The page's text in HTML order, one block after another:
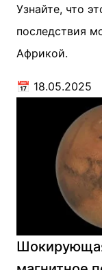
Узнайте, что
последствия
Африкой.
📅 18.05.2025